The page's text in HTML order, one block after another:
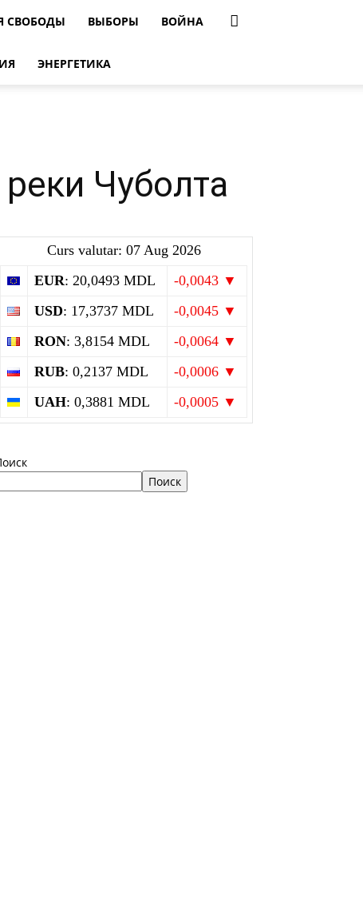
СВОБОДЫ ВЫБОРЫ ВОЙНА
ЭНЕРГЕТИКА
Чуболта
Curs valutar: 07 Aug 2026
EUR: 20,0493 MDL
-0,0043 ▼
USD: 17,3737 MDL
-0,0045 ▼
RON: 3,8154 MDL
-0,0064 ▼
RUB: 0,2137 MDL
-0,0006 ▼
UAH: 0,3881 MDL -0,0005 ▼
Поиск